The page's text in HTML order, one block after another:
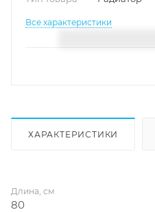
Все характеристики
ХАРАКТЕРИСТИКИ
Длина, см
80